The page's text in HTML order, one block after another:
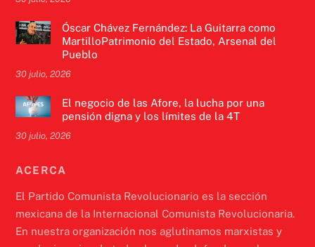
Óscar Chávez Fernández: La Guitarra como
MartilloPatrimonio del Estado, Arsenal del
Pueblo
30 julio, 2026
El negocio de las Afore, la lucha por una
pensión digna y los límites de la 4T
30 julio, 2026
ACERCA
El Partido Comunista Revolucionario es la sección
mexicana de la Internacional Comunista Revolucionaria.
En nuestra organización nos aglutinamos marxistas y